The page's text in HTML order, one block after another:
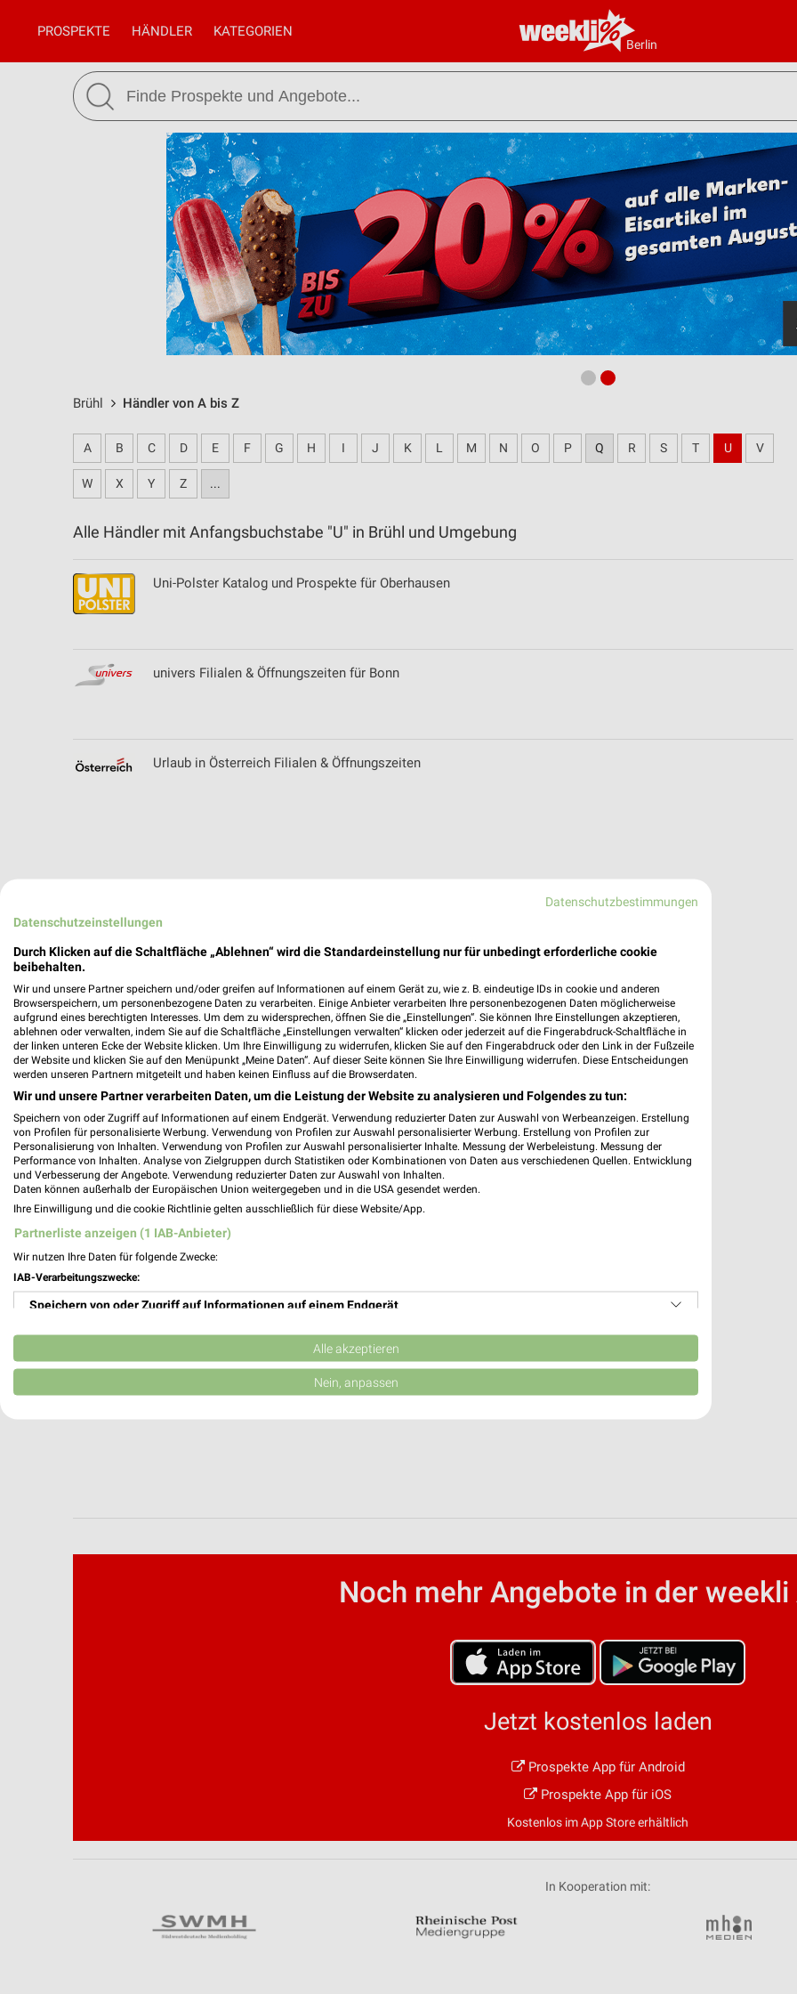
Berlin
PROSPEKTE HÄNDLER KATEGORIEN
Brühl Händler von A bis Z
A B C D E F G H I J K L M N O P Q R S T U V
W X Y Z ...
Alle Händler mit Anfangsbuchstabe "U" in Brühl und Umgebung
Uni-Polster Katalog und Prospekte für Oberhausen
univers Filialen & Öffnungszeiten für Bonn
Urlaub in Österreich Filialen & Öffnungszeiten
Noch mehr Angebote in der weekli
Jetzt kostenlos laden
Prospekte App für Android
Prospekte App für iOS
Kostenlos im App Store erhältlich
In Kooperation mit:
Datenschutzbestimmungen
Datenschutzeinstellungen
Durch Klicken auf die Schaltfläche „Ablehnen“ wird die Standardeinstellung nur für unbedingt erforderliche cookie
beibehalten.
Wir und unsere Partner speichern und/oder greifen auf Informationen auf einem Gerät zu, wie z. B. eindeutige IDs in cookie und anderen
Browserspeichern, um personenbezogene Daten zu verarbeiten. Einige Anbieter verarbeiten Ihre personenbezogenen Daten möglicherweise
aufgrund eines berechtigten Interesses. Um dem zu widersprechen, öffnen Sie die „Einstellungen“. Sie können Ihre Einstellungen akzeptieren,
ablehnen oder verwalten, indem Sie auf die Schaltfläche „Einstellungen verwalten“ klicken oder jederzeit auf die Fingerabdruck-Schaltfläche in
der linken unteren Ecke der Website klicken. Um Ihre Einwilligung zu widerrufen, klicken Sie auf den Fingerabdruck oder den Link in der Fußzeile
der Website und klicken Sie auf den Menüpunkt „Meine Daten“. Auf dieser Seite können Sie Ihre Einwilligung widerrufen. Diese Entscheidungen
werden unseren Partnern mitgeteilt und haben keinen Einfluss auf die Browserdaten.
Wir und unsere Partner verarbeiten Daten, um die Leistung der Website zu analysieren und Folgendes zu tun:
Speichern von oder Zugriff auf Informationen auf einem Endgerät. Verwendung reduzierter Daten zur Auswahl von Werbeanzeigen. Erstellung
von Profilen für personalisierte Werbung. Verwendung von Profilen zur Auswahl personalisierter Werbung. Erstellung von Profilen zur
Personalisierung von Inhalten. Verwendung von Profilen zur Auswahl personalisierter Inhalte. Messung der Werbeleistung. Messung der
Performance von Inhalten. Analyse von Zielgruppen durch Statistiken oder Kombinationen von Daten aus verschiedenen Quellen. Entwicklung
und Verbesserung der Angebote. Verwendung reduzierter Daten zur Auswahl von Inhalten.
Daten können außerhalb der Europäischen Union weitergegeben und in die USA gesendet werden.
Ihre Einwilligung und die cookie Richtlinie gelten ausschließlich für diese Website/App.
Partnerliste anzeigen (1 IAB-Anbieter)
Wir nutzen Ihre Daten für folgende Zwecke:
IAB-Verarbeitungszwecke:
Speichern von oder Zugriff auf Informationen auf einem Endgerät
Verwendung reduzierter Daten zur Auswahl von Werbeanzeigen
Erstellung von Profilen für personalisierte Werbung
Analyse von Zielgruppen durch Statistiken oder Kombinationen von Daten aus verschiedenen
Alle akzeptieren
Nein, anpassen